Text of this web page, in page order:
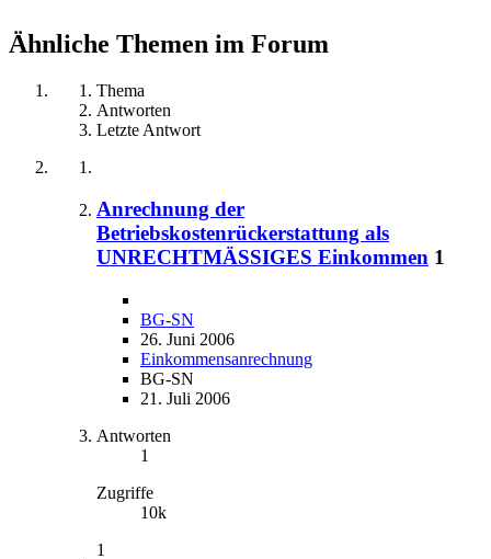
Ähnliche Themen im Forum
Thema
Antworten
Letzte Antwort
Anrechnung der
Betriebskostenrückerstattung als
UNRECHTMÄSSIGES Einkommen 1
BG-SN
26. Juni 2006
Einkommensanrechnung
BG-SN
21. Juli 2006
Antworten
1
Zugriffe
10k
1